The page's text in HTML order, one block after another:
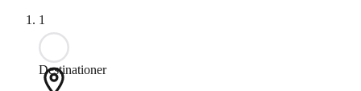
1
Destinationer